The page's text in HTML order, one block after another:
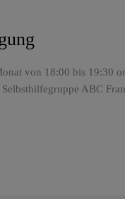
von 18:00 bis 19:30
ABC